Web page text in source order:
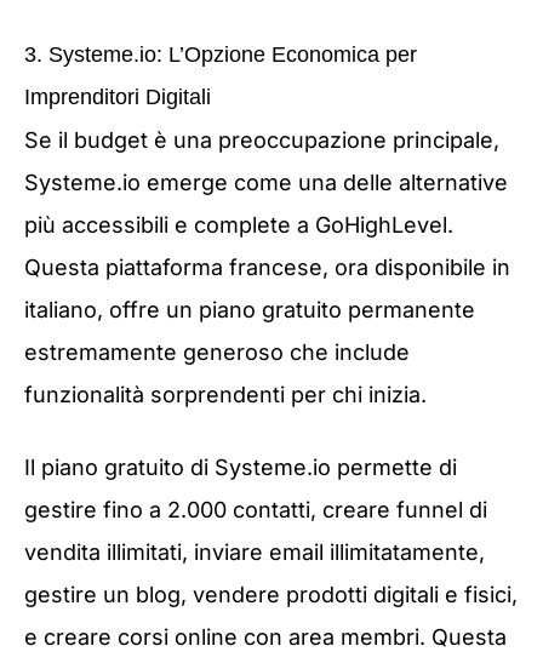
3. Systeme.io: L’Opzione Economica per
Imprenditori Digitali
Se il budget è una preoccupazione principale,
Systeme.io emerge come una delle alternative
più accessibili e complete a GoHighLevel.
Questa piattaforma francese, ora disponibile in
italiano, offre un piano gratuito permanente
estremamente generoso che include
funzionalità sorprendenti per chi inizia.
Il piano gratuito di Systeme.io permette di
gestire fino a 2.000 contatti, creare funnel di
vendita illimitati, inviare email illimitatamente,
gestire un blog, vendere prodotti digitali e fisici,
e creare corsi online con area membri. Questa